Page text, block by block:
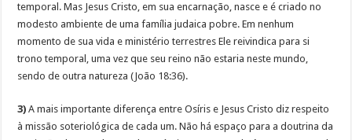
temporal. Mas Jesus Cristo, em sua encarnação, nasce e é criado no
modesto ambiente de uma família judaica pobre. Em nenhum
momento de sua vida e ministério terrestres Ele reivindica para si
trono temporal, uma vez que seu reino não estaria neste mundo,
sendo de outra natureza (João 18:36).
3)A mais importante diferença entre Osíris e Jesus Cristo diz respeito
à missão soteriológica de cada um. Não há espaço para a doutrina da